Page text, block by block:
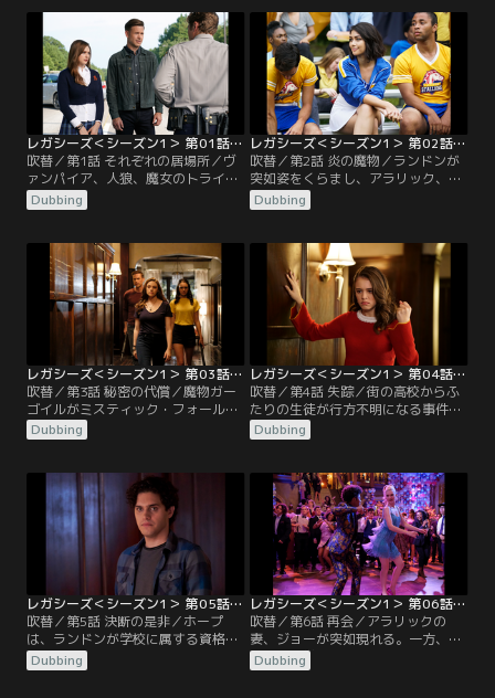
レガシーズ＜シーズン1＞ 第01話／吹替
吹替／第1話 それぞれの居場所／ヴ
ァンパイア、人狼、魔女のトライブ
リッドであるホープ・マイケルソン
は、超自然的な力を持つ子供たちが
る。
Dubbing
レガシーズ＜シーズン1＞ 第02話／吹替
吹替／第2話 炎の魔物／ランドンが
突如姿をくらまし、アラリック、ホ
ープ、ラファエルは彼を探すために
学校を出るが…。
Dubbing
レガシーズ＜シーズン1＞ 第03話／吹替
吹替／第3話 秘密の代償／魔物ガー
ゴイルがミスティック・フォールズ
に現れ、リジーが重症を負ってしま
う。アラリックはヴァンパイアハン
けを求め…。
Dubbing
レガシーズ＜シーズン1＞ 第04話／吹替
吹替／第4話 失踪／街の高校からふ
たりの生徒が行方不明になる事件が
発生。アラリックは、ホープ、
MG、リジー、ランドンを調査に送
Dubbing
レガシーズ＜シーズン1＞ 第05話／吹替
吹替／第5話 決断の是非／ホープ
は、ランドンが学校に属する資格が
あるかを調べるべく、彼の能力を調
査し始めるが…。
Dubbing
レガシーズ＜シーズン1＞ 第06話／吹替
吹替／第6話 再会／アラリックの
妻、ジョーが突如現れる。一方、ラ
ンドンが学校を去ったことで、ホー
プとラファエルの間に亀裂が走る。
Dubbing